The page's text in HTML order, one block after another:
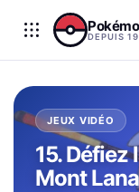
Aller au contenu
DEPUIS
JEUX VIDÉO
15. Défiez
Mont